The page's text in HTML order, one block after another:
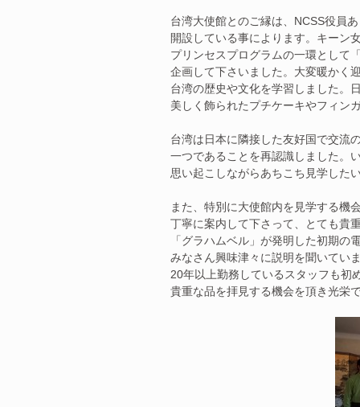
台湾大使館とのご縁は、NCSS役員
開設している事によります。キーン
プリンセスプログラムの一環として
企画して下さいました。大変暖かく
台湾の歴史や文化を学習しました。
美しく飾られたプチケーキやフィン
台湾は日本に隣接した友好国で交流
一つであることを再認識しました。
思い起こしながらあちこち見学した
また、特別に大使館内を見学する機
丁寧に案内して下さって、とても貴
「グラハムベル」が発明した初期
みなさん興味津々に説明を聞いてい
20年以上勤務しているスタッフも初
貴重な品を拝見する機会を頂き光栄